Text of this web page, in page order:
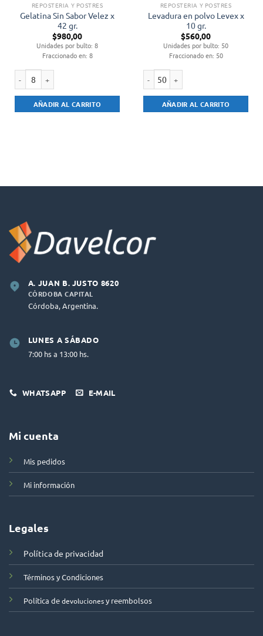
REPOSTERIA Y POSTRES
Gelatina Sin Sabor Velez x
42 gr.
$980,00
Unidades por bulto: 8
Fraccionado en: 8
AÑADIR AL CARRITO
REPOSTERIA Y POSTRES
Levadura en polvo Levex x
10 gr.
$560,00
Unidades por bulto: 50
Fraccionado en: 50
AÑADIR AL CARRITO
A. JUAN B. JUSTO 8620
CÓRDOBA CAPITAL
Córdoba, Argentina.
LUNES A SÁBADO
7:00 hs a 13:00 hs.
WHATSAPP E-MAIL
Mi cuenta
Mis pedidos
Mi información
Legales
Política de privacidad
Términos y Condiciones
Política dedevolucionesy reembolsos